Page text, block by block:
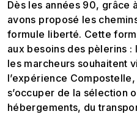
Dès les années 90, grâce
avons proposé les
formule liberté. Cette
aux besoins des pèlerins
les marcheurs souhaitent
l’expérience
s’occuper de la sélection
hébergements, du